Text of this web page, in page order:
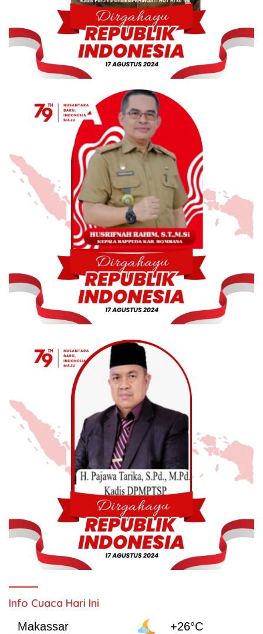
Info Cuaca Hari Ini
Makassar
+26°C